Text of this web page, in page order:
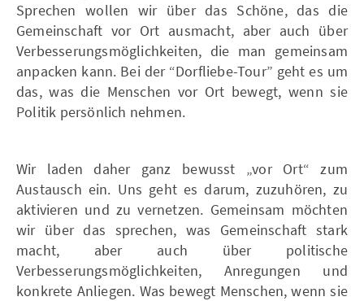
Sprechen wollen wir über das Schöne, das die
Gemeinschaft vor Ort ausmacht, aber auch über
Verbesserungsmöglichkeiten, die man gemeinsam
anpacken kann. Bei der “Dorfliebe-Tour” geht es um
das, was die Menschen vor Ort bewegt, wenn sie
Politik persönlich nehmen.
Wir laden daher ganz bewusst „vor Ort“ zum
Austausch ein. Uns geht es darum, zuzuhören, zu
aktivieren und zu vernetzen. Gemeinsam möchten
wir über das sprechen, was Gemeinschaft stark
macht, aber auch über politische
Verbesserungsmöglichkeiten, Anregungen und
konkrete Anliegen. Was bewegt Menschen, wenn sie